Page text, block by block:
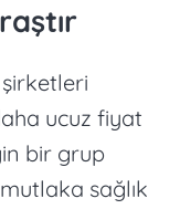
ucuz fiyat
bir grup
sağlık